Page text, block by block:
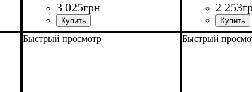
3 025грн 2 253
Быстрый просмотр Быстрый